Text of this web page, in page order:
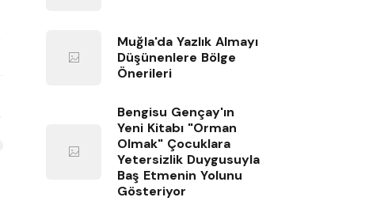
Muğla'da Yazlık Almayı
Düşünenlere Bölge
Önerileri
Bengisu Gençay'ın
Yeni Kitabı "Orman
Olmak" Çocuklara
Yetersizlik Duygusuyla
Baş Etmenin Yolunu
Gösteriyor